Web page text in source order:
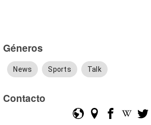
Géneros
News Sports Talk
Contacto